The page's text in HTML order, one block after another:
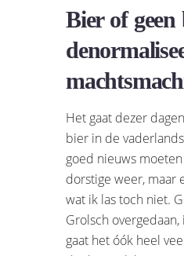
Bier of geen
Het gaat dezer
bier in de
goed nieuws
dorstige weer, maar
wat ik las toch niet.
Grolsch
gaat het óók heel